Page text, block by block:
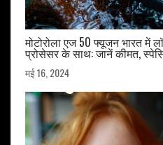
मोटोरोला एज 50 फ्यूजन भारत में
प्रोसेसर के साथ: जानें कीमत,
मई 16, 2024